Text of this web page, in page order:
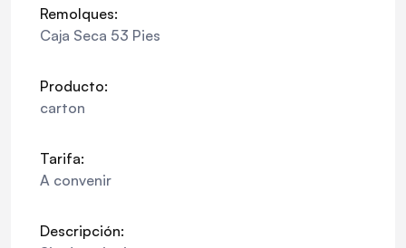
Remolques:
Caja Seca 53 Pies
Producto:
carton
Tarifa:
A convenir
Descripción: